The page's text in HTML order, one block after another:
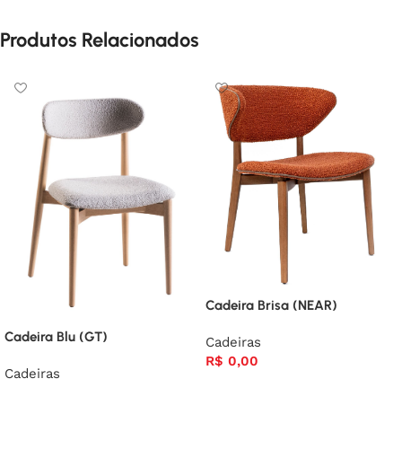
Produtos Relacionados
Cadeira Blu (GT)
Cadeiras
Cadeira Brisa (NEAR)
Cadeiras
R$ 0,00